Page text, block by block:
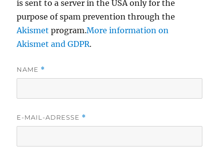
is sent to a server in the USA only for the
purpose of spam prevention through the
Akismet program.More information on
Akismet and GDPR.
NAME *
E-MAIL-ADRESSE *